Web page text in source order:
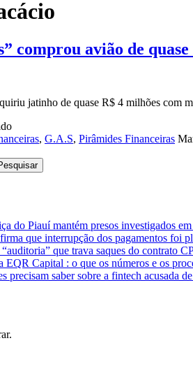
comprou avião de
jatinho de quase R$ 4 milhões com
, G.A.S, Pirâmides Financeiras
do Piauí mantém presos investigados
que interrupção dos pagamentos foi
que trava saques do contrato
EQR Capital : o que os números e os
precisam saber sobre a fintech acusada